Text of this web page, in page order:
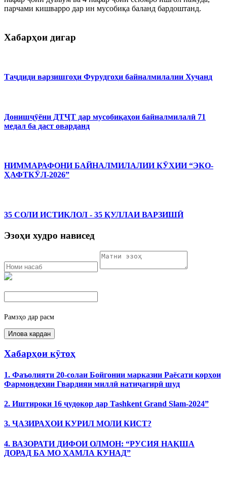
парчами кишварро дар ин мусобиқа баланд бардоштанд.
Хабарҳои дигар
Таҷдиди варзишгоҳи Фурудгоҳи байналмилалии Хуҷанд
Донишҷӯёни ДТҶТ дар мусобиқаҳои байналмилалӣ 71
медал ба даст оварданд
НИММАРАФОНИ БАЙНАЛМИЛАЛИИ КӮҲИИ “ЭКО-
ҲАФТКӮЛ-2026”
35 СОЛИ ИСТИҚЛОЛ - 35 ҚУЛЛАИ ВАРЗИШӢ
Эзоҳи худро нависед
Рамзҳо дар расм
Хабарҳои кӯтоҳ
1. Фаъолияти 20-солаи Бойгонии марказии Раёсати корҳои
Фармондеҳии Гвардияи миллӣ натиҷагирӣ шуд
2. Иштироки 16 ҷудокор дар Tashkent Grand Slam-2024”
3. ҶАЗИРАҲОИ КУРИЛ МОЛИ КИСТ?
4. ВАЗОРАТИ ДИФОИ ОЛМОН: “РУСИЯ НАҚША
ДОРАД БА МО ҲАМЛА КУНАД”